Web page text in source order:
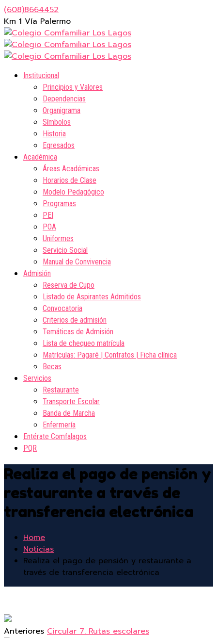
(608)8664452
Km 1 Vía Palermo
Institucional
Principios y Valores
Dependencias
Organigrama
Símbolos
Historia
Egresados
Académica
Áreas Académicas
Horarios de Clase
Modelo Pedagógico
Programas
PEI
POA
Uniformes
Servicio Social
Manual de Convivencia
Admisión
Reserva de Cupo
Listado de Aspirantes Admitidos
Convocatoria
Criterios de admisión
Temáticas de Admisión
Lista de chequeo matrícula
Matrículas: Pagaré | Contratos | Ficha clínica
Becas
Servicios
Restaurante
Transporte Escolar
Banda de Marcha
Enfermería
Entérate Comfalagos
PQR
Realiza el pago de pensión y
restaurante a través de
transferencia electrónica
Home
Noticias
Realiza el pago de pensión y restaurante a
través de transferencia electrónica
Anteriores Circular 7. Rutas escolares